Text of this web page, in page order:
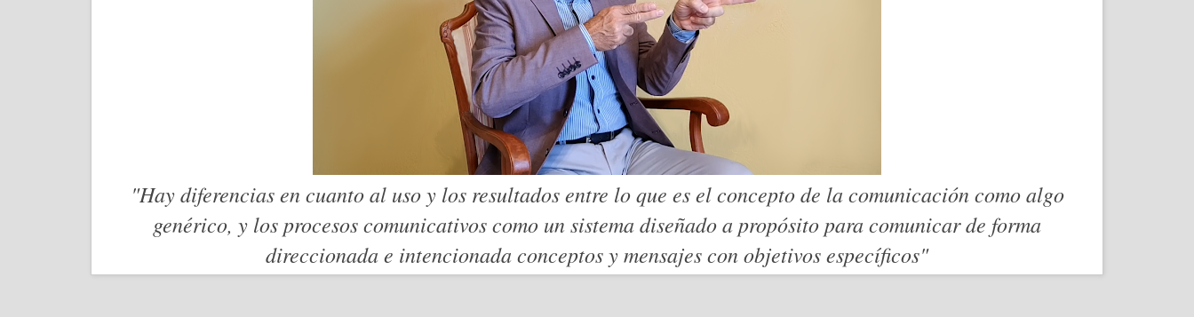
"Hay diferencias en cuanto al uso y los resultados entre lo que es el concepto de la comunicación como algo
genérico, y los procesos comunicativos como un sistema diseñado a propósito para comunicar de forma
direccionada e intencionada conceptos y mensajes con objetivos específicos"